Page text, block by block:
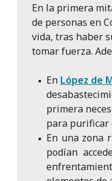
En la primera
de personas en
vida, tras haber
tomar fuerza.
En López de
primera
para purificar
En una zona
podían